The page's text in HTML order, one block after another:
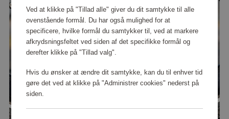
Ved at klikke på "Tillad alle" giver du dit samtykke til alle
ovenstående formål. Du har også mulighed for at
specificere, hvilke formål du samtykker til, ved at markere
afkrydsningsfeltet ved siden af det specifikke formål og
derefter klikke på "Tillad valg".
Hvis du ønsker at ændre dit samtykke, kan du til enhver tid
gøre det ved at klikke på "Administrer cookies" nederst på
siden.